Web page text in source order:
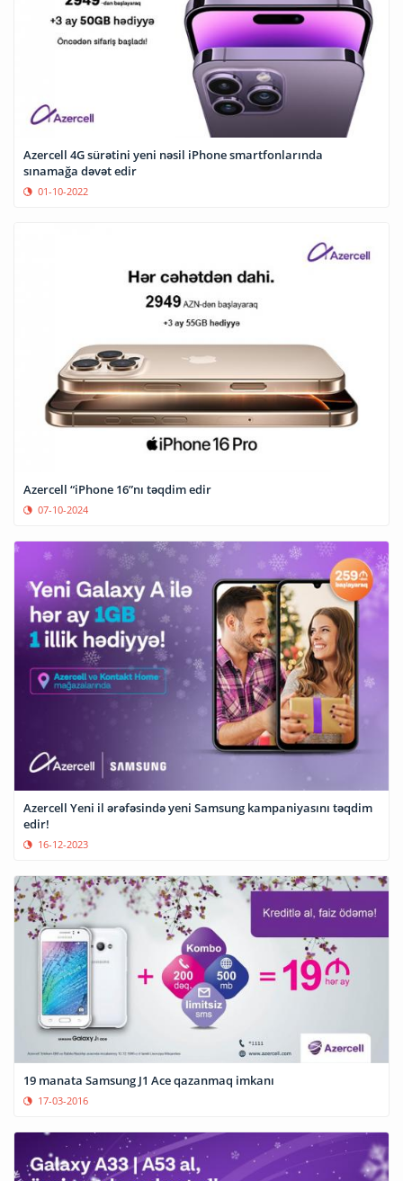
Azercell 4G sürətini yeni nəsil iPhone smartfonlarında
sınamağa dəvət edir
01-10-2022
Azercell “iPhone 16”nı təqdim edir
07-10-2024
Azercell Yeni il ərəfəsində yeni Samsung kampaniyasını təqdim
16-12-2023
19 manata Samsung J1 Ace qazanmaq imkanı
17-03-2016